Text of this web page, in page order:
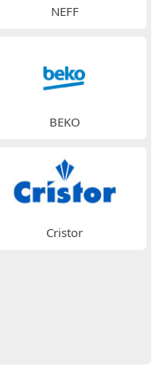
NEFF
BEKO
Cristor